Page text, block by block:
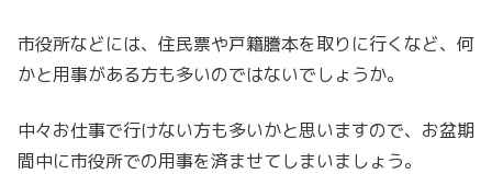
市役所などには、住民票や戸籍謄本を取りに行くなど、何
かと用事がある方も多いのではないでしょうか。
中々お仕事で行けない方も多いかと思いますので、お盆期
間中に市役所での用事を済ませてしまいましょう。